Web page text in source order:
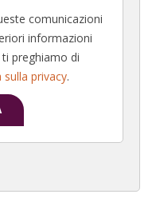
comunicazioni
informazioni
preghiamo di
privacy.